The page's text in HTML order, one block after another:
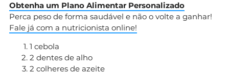
Obtenha um Plano Alimentar Personalizado
Perca peso de forma saudável e não o volte a ganhar!
Fale já com a nutricionista online!
1 cebola
2 dentes de alho
2 colheres de azeite